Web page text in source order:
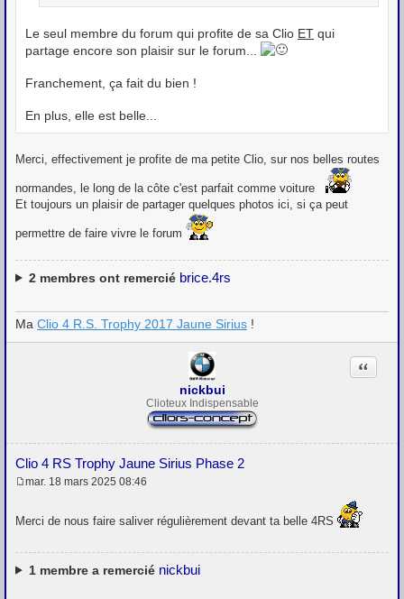
Le seul membre du forum qui profite de sa Clio ET qui
partage encore son plaisir sur le forum...
Franchement, ça fait du bien !
En plus, elle est belle...
Merci, effectivement je profite de ma petite Clio, sur nos belles routes
normandes, le long de la côte c'est parfait comme voiture
Et toujours un plaisir de partager quelques photos ici, si ça peut
permettre de faire vivre le forum
2membres ont remercié brice.4rs
Ma Clio 4 R.S. Trophy 2017 Jaune Sirius !
nickbui
Clioteux Indispensable
Clio 4 RS Trophy Jaune Sirius Phase 2
Citation
s
g
e
mar. 18 mars 2025 08:46
Merci de nous faire saliver régulièrement devant ta belle 4RS
1membre a remercié nickbui